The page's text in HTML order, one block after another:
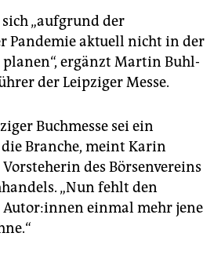
„aufgrund der
Pandemie aktuell nicht in der
planen“, ergänzt Martin Buhl-
der Leipziger Messe.
Buchmesse sei ein
Branche, meint Karin
des Börsenvereins
„Nun fehlt den
einmal mehr jene